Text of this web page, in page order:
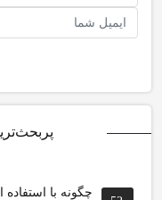
چگونه با استفاده